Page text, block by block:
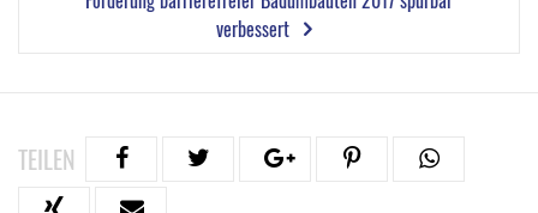
verbessert
TEILEN